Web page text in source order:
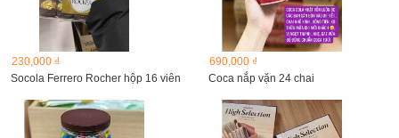
230,000 ₫
Socola Ferrero Rocher hộp 16 viên
690,000 ₫
Coca nắp vặn 24 chai